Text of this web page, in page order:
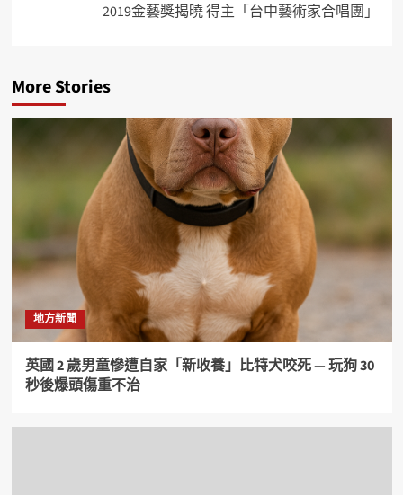
2019金藝獎揭曉 得主「台中藝術家合唱團」
More Stories
地方新聞
英國 2 歲男童慘遭自家「新收養」比特犬咬死 — 玩狗 30
秒後爆頭傷重不治